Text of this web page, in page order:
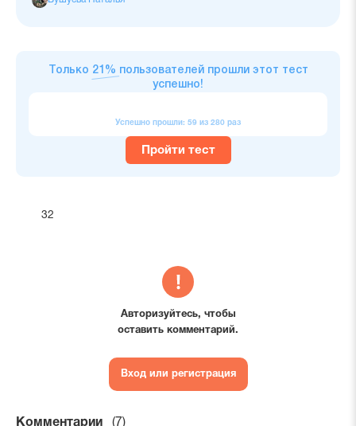
Пройти тест
Только 21% пользователей прошли этот тест
успешно!
Успешно прошли: 59 из 280 раз
32
Авторизуйтесь, чтобы
оставить комментарий.
Вход или регистрация
Комментарии (7)